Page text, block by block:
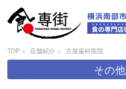
TOP 店舗紹介 古屋歯科医院
その他